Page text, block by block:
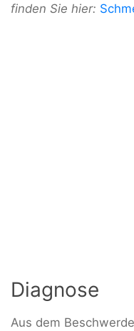
finden Sie hier:
Diagnose
Aus dem